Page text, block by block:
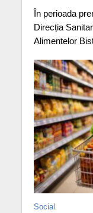
În perioada
Direcția
Alimentelor
Social